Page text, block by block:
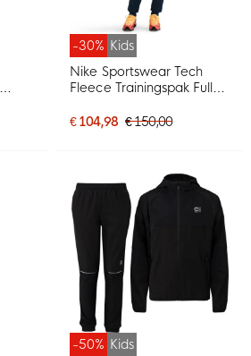
-30% Kids
Nike Sportswear Tech
Fleece Trainingspak Full-
Zwart
€ 104,98 € 150,00
-50% Kids